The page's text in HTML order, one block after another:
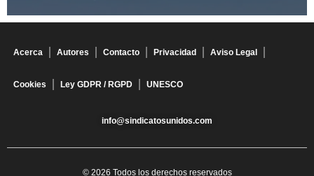
Acerca Autores Contacto Privacidad Aviso Legal
Cookies Ley GDPR / RGPD UNESCO
info@sindicatosunidos.com
© 2026 Todos los derechos reservados